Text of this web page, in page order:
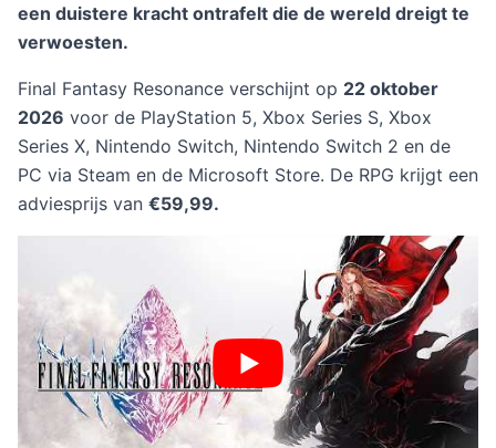
een duistere kracht ontrafelt die de wereld dreigt te
verwoesten.
Final Fantasy Resonance verschijnt op 22 oktober
2026 voor de PlayStation 5, Xbox Series S, Xbox
Series X, Nintendo Switch, Nintendo Switch 2 en de
PC via Steam en de Microsoft Store. De RPG krijgt een
adviesprijs van €59,99.